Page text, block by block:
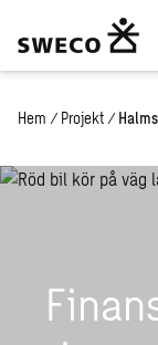
Hem / Projekt /